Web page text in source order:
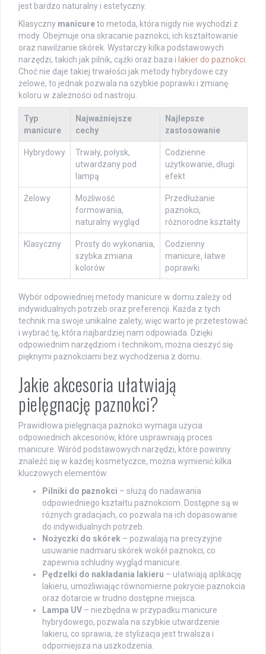
jest bardzo naturalny i estetyczny.
Klasyczny manicureto metoda, która nigdy nie wychodzi z
mody. Obejmuje ona skracanie paznokci, ich kształtowanie
oraz nawilżanie skórek. Wystarczy kilka podstawowych
narzędzi, takich jak pilnik, cążki oraz baza i lakier do paznokci
Choć nie daje takiej trwałości jak metody hybrydowe czy
żelowe, to jednak pozwala na szybkie poprawki i zmianę
koloru w zależności od nastroju.
Typ
manicure
Najważniejsze
cechy
Najlepsze
zastosowanie
Hybrydowy
Trwały, połysk,
utwardzany pod
lampą
Codzienne
użytkowanie, długi
efekt
Żelowy
Możliwość
formowania,
naturalny wygląd
Przedłużanie
paznokci,
różnorodne kształty
Klasyczny
Prosty do wykonania,
szybka zmiana
kolorów
Codzienny
manicure, łatwe
poprawki
Wybór odpowiedniej metody manicure w domu zależy od
indywidualnych potrzeb oraz preferencji. Każda z tych
technik ma swoje unikalne zalety, więc warto je przetestować
i wybrać tę, która najbardziej nam odpowiada. Dzięki
odpowiednim narzędziom i technikom, można cieszyć się
pięknymi paznokciami bez wychodzenia z domu.
Jakie akcesoria ułatwiają
pielęgnację paznokci?
Prawidłowa pielęgnacja paznokci wymaga użycia
odpowiednich akcesoriów, które usprawniają proces
manicure. Wśród podstawowych narzędzi, które powinny
znaleźć się w każdej kosmetyczce, można wymienić kilka
kluczowych elementów.
Pilniki do paznokci – służą do nadawania
odpowiedniego kształtu paznokciom. Dostępne są w
różnych gradacjach, co pozwala na ich dopasowanie
do indywidualnych potrzeb.
Nożyczki do skórek – pozwalają na precyzyjne
usuwanie nadmiaru skórek wokół paznokci, co
zapewnia schludny wygląd manicure.
Pędzelki do nakładania lakieru – ułatwiają aplikację
lakieru, umożliwiając równomierne pokrycie paznokcia
oraz dotarcie w trudno dostępne miejsca.
Lampa UV – niezbędna w przypadku manicure
hybrydowego, pozwala na szybkie utwardzenie
lakieru, co sprawia, że stylizacja jest trwalsza i
odporniejsza na uszkodzenia.